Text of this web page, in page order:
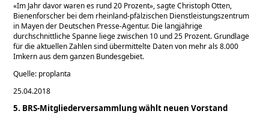
«Im Jahr davor waren es rund 20 Prozent», sagte Christoph Otten,
Bienenforscher bei dem rheinland-pfälzischen Dienstleistungszentrum
in Mayen der Deutschen Presse-Agentur. Die langjährige
durchschnittliche Spanne liege zwischen 10 und 25 Prozent. Grundlage
für die aktuellen Zahlen sind übermittelte Daten von mehr als 8.000
Imkern aus dem ganzen Bundesgebiet.
Quelle: proplanta
25.04.2018
5. BRS-Mitgliederversammlung wählt neuen Vorstand